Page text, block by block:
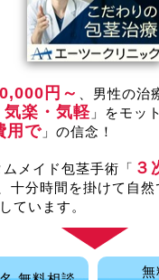
円～
、男性の
気楽・気軽 」をモッ
用で 」の信念！
メイド包茎手術「 ３
十分時間を掛けて自然
ています。
無